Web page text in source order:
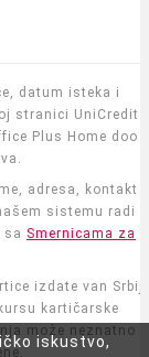
iskustvo,
datum isteka i
stranici UniCredit
Plus Home doo
adresa, kontakt
sistemu radi
sa Smernicama za
izdate van
kartičarske
može neznatno